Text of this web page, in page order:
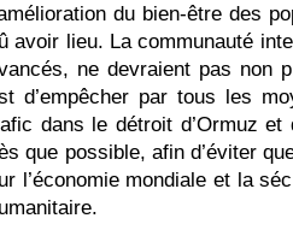
du bien-être des
avoir lieu. La communauté
ne devraient pas non
d’empêcher par tous les
dans le détroit d’Ormuz
que possible, afin d’éviter
l’économie mondiale et la